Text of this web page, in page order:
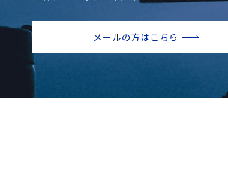
メールの方はこちら